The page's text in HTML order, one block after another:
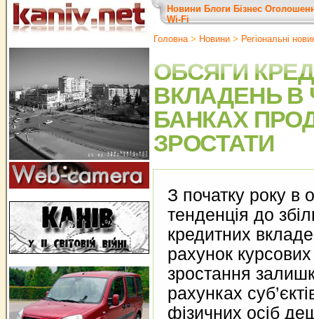
Новини Блоги Бізнес
Wi-Fi
Головна> Новини > Регіональні
ОБСЯГИ
ВКЛАДЕНЬ В
БАНКАХ
ЗРОСТАТИ
З початку року в
тенденція до
кредитних
рахунок
зростання
рахунках
фізичних осіб